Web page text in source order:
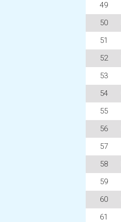
49
50
51
52
53
54
55
56
57
58
59
60
61